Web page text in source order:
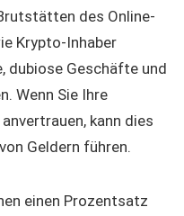
des Online-
Krypto-Inhaber
dubiose Geschäfte und
Wenn Sie Ihre
kann dies
Geldern führen.
einen Prozentsatz